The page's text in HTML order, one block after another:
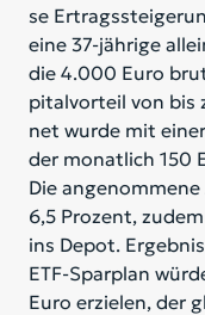
se
eine 37-jäh­ri­ge
die 4.000 Euro
pi­tal­vor­teil von bis
net wur­de mit
der mo­nat­lich 150
Die
6,5 Pro­zent,
ins De­pot.
ETF-Spar­plan
Euro er­zie­len, der